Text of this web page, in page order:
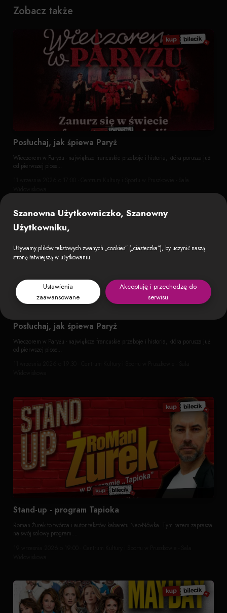
Zobacz także
Posłuchaj, jak śpiewa Paryż
Wieczorem w Paryżu - największe francuskie przeboje i historia, która porusza już
od pierwszej piose...
Posłuchaj, jak śpiewa Paryż
Wieczorem w Paryżu - największe francuskie przeboje i historia, która porusza już
od pierwszej piose...
Stand-up - program Tapioka
Roman Żurek to twórca i autor tekstów kabaretu Neo-Nówka. Tym razem zaprasza
na swój solowy program....
Szanowna Użytkowniczko, Szanowny
Użytkowniku,
Używamy plików tekstowych zwanych „cookies” („ciasteczka”), by uczynić naszą
stronę łatwiejszą w użytkowaniu.
Ustawienia
zaawansowane
Akceptuję i przechodzę do
serwisu